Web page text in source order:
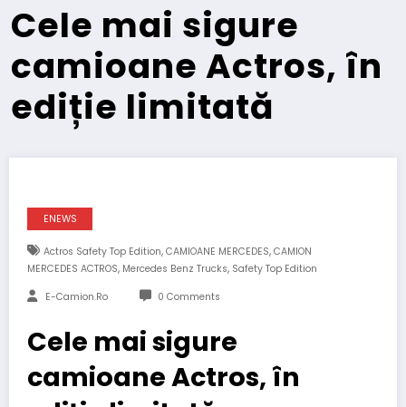
Cele mai sigure
camioane Actros, în
ediție limitată
ENEWS
Actros Safety Top Edition, CAMIOANE MERCEDES, CAMION
MERCEDES ACTROS, Mercedes Benz Trucks, Safety Top Edition
E-Camion.ro 0 Comments
Cele mai sigure
camioane Actros, în